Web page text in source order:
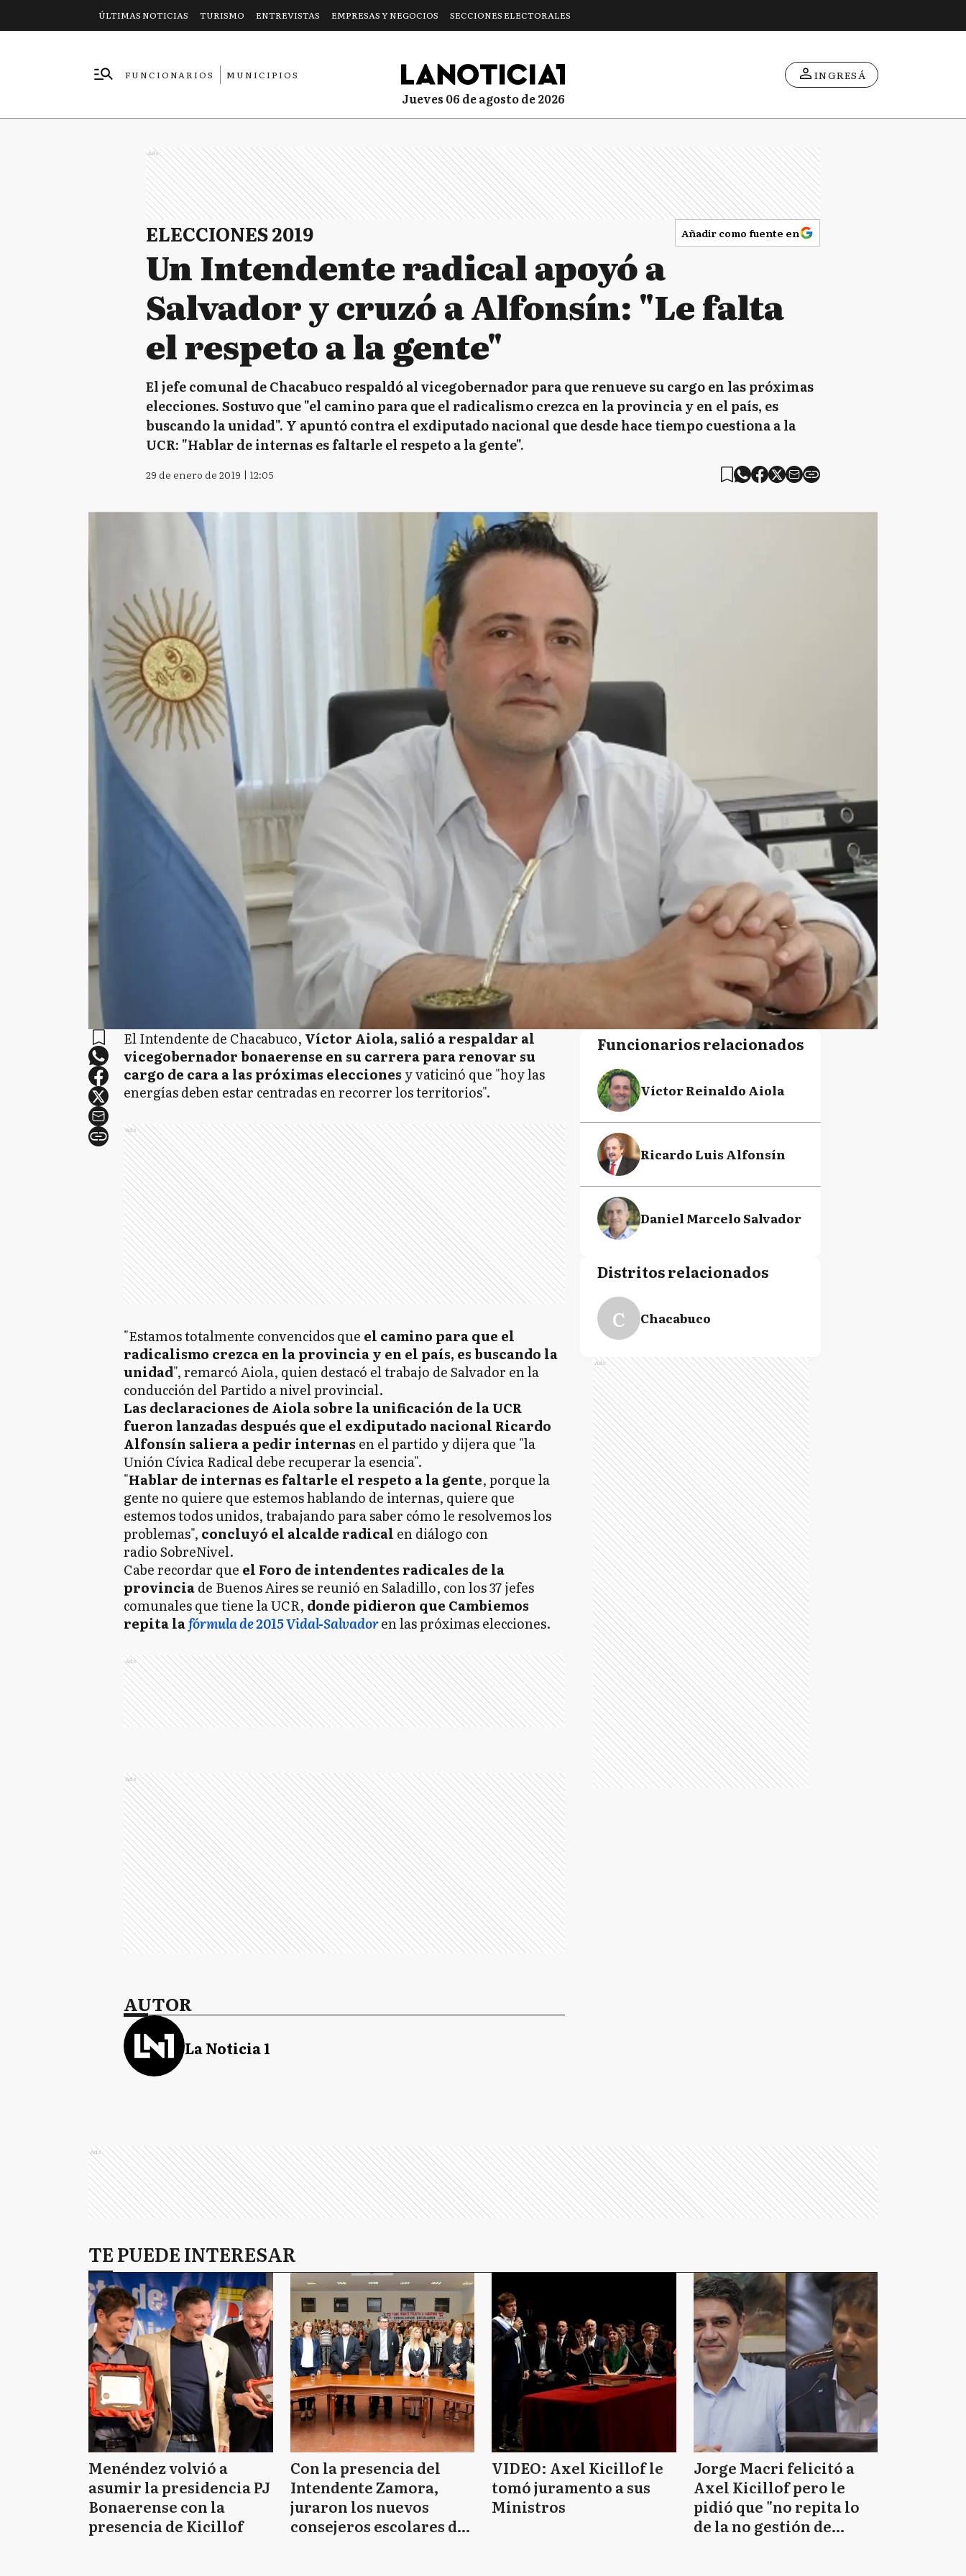
ÚLTIMAS NOTICIAS TURISMO ENTREVISTAS EMPRESAS Y NEGOCIOS SECCIONES ELECTORALES
FUNCIONARIOS
MUNICIPIOS
jueves 06 de agosto de 2026
INGRESÁ
Ads
ELECCIONES 2019 Añadir como fuente en
Un Intendente radical apoyó a
Salvador y cruzó a Alfonsín: "Le falta
el respeto a la gente"
El jefe comunal de Chacabuco respaldó al vicegobernador para que renueve su cargo en las próximas
elecciones. Sostuvo que "el camino para que el radicalismo crezca en la provincia y en el país, es
buscando la unidad". Y apuntó contra el exdiputado nacional que desde hace tiempo cuestiona a la
UCR: "Hablar de internas es faltarle el respeto a la gente".
29 de enero de 2019 | 12:05
El Intendente de Chacabuco, Víctor Aiola, salió a respaldar al
vicegobernador bonaerense en su carrera para renovar su
cargo de cara a las próximas elecciones y vaticinó que "hoy las
energías deben estar centradas en recorrer los territorios".
Ads
"Estamos totalmente convencidos que el camino para que el
radicalismo crezca en la provincia y en el país, es buscando la
unidad", remarcó Aiola, quien destacó el trabajo de Salvador en la
conducción del Partido a nivel provincial.
Las declaraciones de Aiola sobre la unificación de la UCR
fueron lanzadas después que el exdiputado nacional Ricardo
Alfonsín saliera a pedir internas en el partido y dijera que "la
Unión Cívica Radical debe recuperar la esencia".
"Hablar de internas es faltarle el respeto a la gente, porque la
gente no quiere que estemos hablando de internas, quiere que
estemos todos unidos, trabajando para saber cómo le resolvemos los
problemas", concluyó el alcalde radical en diálogo con
radio SobreNivel.
Cabe recordar que el Foro de intendentes radicales de la
provinciade Buenos Aires se reunió en Saladillo, con los 37 jefes
comunales que tiene la UCR, donde pidieron que Cambiemos
repita lafórmula de 2015 Vidal-Salvadoren las próximas elecciones.
Ads
Ads
AUTOR
La Noticia 1
Funcionarios relacionados
Víctor Reinaldo Aiola
Ricardo Luis Alfonsín
Daniel Marcelo Salvador
Distritos relacionados
C Chacabuco
Ads
Ads
TE PUEDE INTERESAR
Menéndez volvió a
asumir la presidencia PJ
Bonaerense con la
presencia de Kicillof
Con la presencia del
Intendente Zamora,
juraron los nuevos
consejeros escolares de
VIDEO: Axel Kicillof le
tomó juramento a sus
Ministros
Jorge Macri felicitó a
Axel Kicillof pero le
pidió que "no repita lo
de la no gestión de